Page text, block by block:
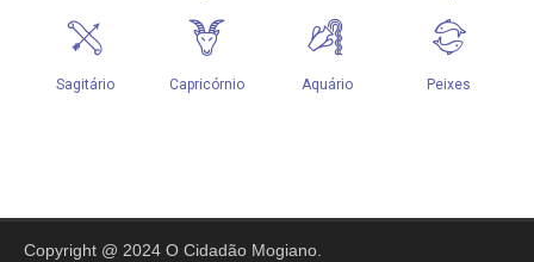
Copyright @ 2024 O Cidadão Mogiano.